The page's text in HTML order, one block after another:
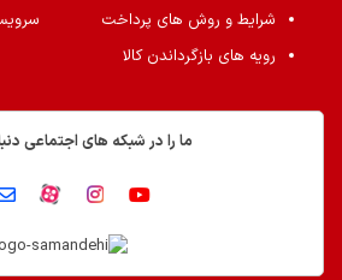
شرایط و روش های پرداخت
رویه های بازگرداندن کالا
ما را در شبکه های اجتماعی